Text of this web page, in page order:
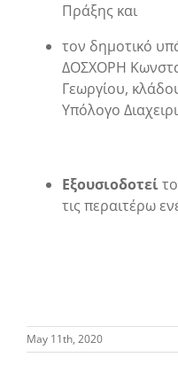
Πράξης και
τον δημοτικό
ΔΟΣΧΟΡΗ
Γεωργίου,
Υπόλογο
Εξουσιοδοτεί
τις περαιτέρω
May 11th, 2020